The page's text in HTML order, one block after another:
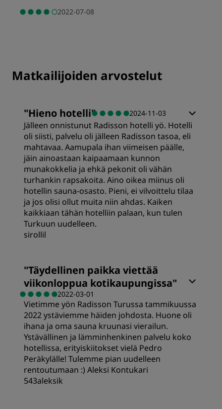
2022-07-08
Matkailijoiden arvostelut
"Hieno hotelli" 2024-11-03
Jälleen onnistunut Radisson hotelli yö. Hotelli
oli siisti, palvelu oli jälleen Radisson tasoa, eli
mahtavaa. Aamupala ihan viimeisen päälle,
jäin ainoastaan kaipaamaan kunnon
munakokkelia ja ehkä pekonit oli vähän
turhankin rapsakoita. Aino oikea miinus oli
hotellin sauna-osasto. Pieni, ei vilvoittelu tilaa
ja jos olisi ollut muita niin ahdas. Kaiken
kaikkiaan tähän hotelliin palaan, kun tulen
Turkuun uudelleen.
sirollil
"Täydellinen paikka viettää
viikonloppua kotikaupungissa"
2022-03-01
Vietimme yön Radisson Turussa tammikuussa
2022 ystäviemme häiden johdosta. Huone oli
ihana ja oma sauna kruunasi vierailun.
Ystävällinen ja lämminhenkinen palvelu koko
hotellissa, erityiskiitokset vielä Pedro
Peräkylälle! Tulemme pian uudelleen
rentoutumaan :) Aleksi Kontukari
543aleksik